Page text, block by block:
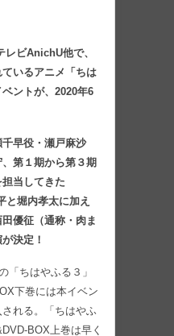
レビAnichU他で、
いるアニメ「ちは
ントが、2020年6
早役・瀬戸麻沙
第１期から第３期
当してきた
堀内孝太に加え
優征（通称・肉ま
決定！
「ちはやふる３」
下巻には本イベン
れる。「ちはやふ
BOX上巻は早く